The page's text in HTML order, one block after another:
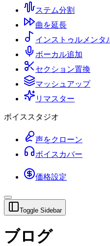
ステム分割
曲を延長
インストゥルメンタ
ボーカル追加
セクション置換
マッシュアップ
リマスター
ボイススタジオ
声をクローン
ボイスカバー
価格設定
Toggle Sidebar
ブログ